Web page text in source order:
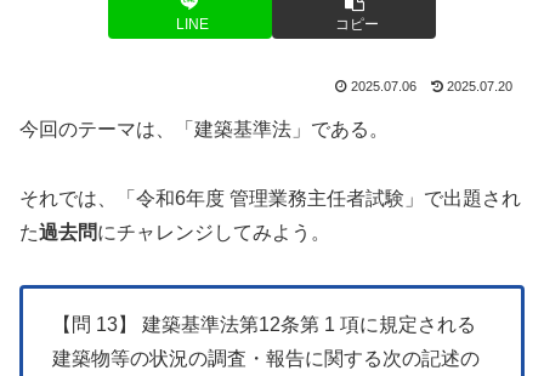
LINE コピー
2025.07.06 2025.07.20
今回のテーマは、「建築基準法」である。
それでは、「令和6年度 管理業務主任者試験」で出題され
た過去問にチャレンジしてみよう。
【問 13】 建築基準法第12条第 1 項に規定される
建築物等の状況の調査・報告に関する次の記述の